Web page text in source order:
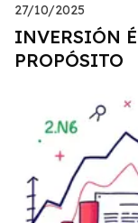
27/10/2025
INVERSIÓN
PROPÓSITO